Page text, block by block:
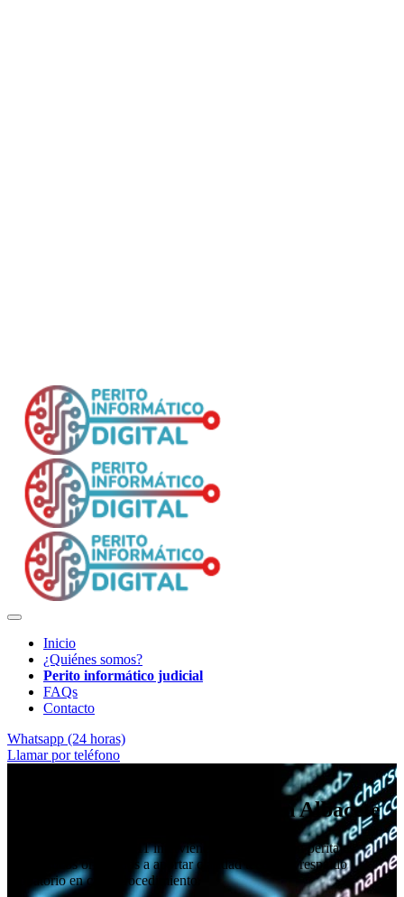
Inicio
¿Quiénes somos?
Perito informático judicial
FAQs
Contacto
Whatsapp (24 horas)
Llamar por teléfono
Análisis forense informático en Albacete
El equipo de SOCIAL11 interviene en Albacete con peritajes
informáticos orientados a aportar claridad técnica y respaldo
probatorio en cada procedimiento.